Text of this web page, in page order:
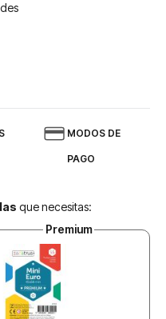
MODOS DE
PAGO
que necesitas:
Premium